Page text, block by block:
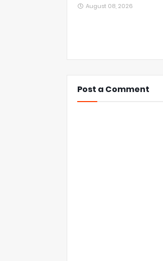
August 08, 2026
Post a Comment